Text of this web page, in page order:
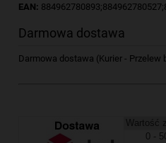
EAN:
Darmowa dostawa
Darmowa dostawa (Kurier - Przelew
Wartość
0 -